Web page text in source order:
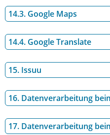
14.3. Google Maps
14.4. Google Translate
15. Issuu
16. Datenverarbeitung
17. Datenverarbeitung